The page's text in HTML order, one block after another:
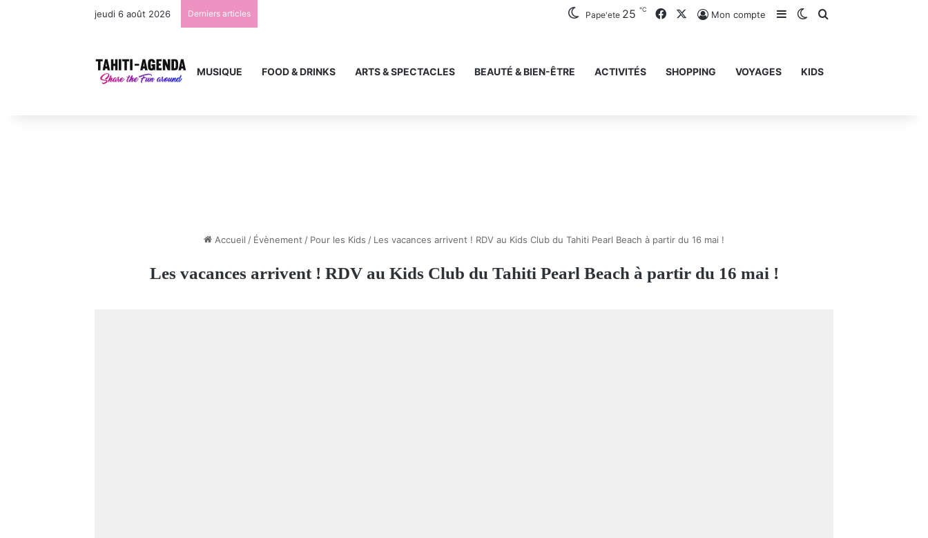
jeudi 6 août 2026 Derniers articles Pape'ete 25 ℃ FacebookMon compte Sidebar (barre latérale)
Switch skin
MUSIQUE FOOD & DRINKS ARTS & SPECTACLES BEAUTÉ & BIEN-ÊTRE ACTIVITÉS SHOPPING VOYAGES KIDS
Accueil / Évènement / Pour les Kids / Les vacances arrivent ! RDV au Kids Club du Tahiti Pearl Beach à partir du 16 mai !
Les vacances arrivent ! RDV au Kids Club du Tahiti Pearl Beach à partir du 16 mai !